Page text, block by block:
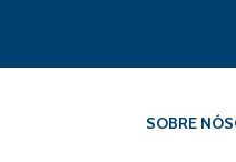
SOBRE NÓS